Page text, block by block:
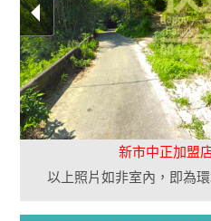
新市中正加盟
以上照片如非室內，即為